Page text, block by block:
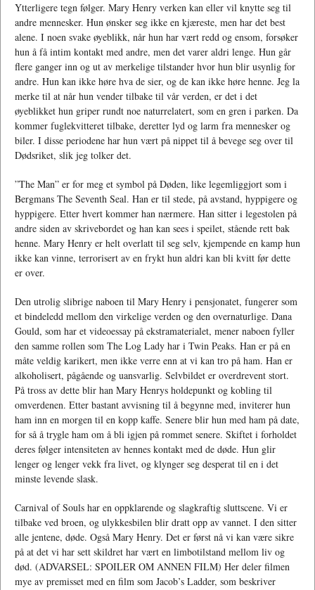
Ytterligere tegn følger. Mary Henry verken kan eller vil knytte seg til
andre mennesker. Hun ønsker seg ikke en kjæreste, men har det best
alene. I noen svake øyeblikk, når hun har vært redd og ensom, forsøker
hun å få intim kontakt med andre, men det varer aldri lenge. Hun går
flere ganger inn og ut av merkelige tilstander hvor hun blir usynlig for
andre. Hun kan ikke høre hva de sier, og de kan ikke høre henne. Jeg la
merke til at når hun vender tilbake til vår verden, er det i det
øyeblikket hun griper rundt noe naturrelatert, som en gren i parken. Da
kommer fuglekvitteret tilbake, deretter lyd og larm fra mennesker og
biler. I disse periodene har hun vært på nippet til å bevege seg over til
Dødsriket, slik jeg tolker det.
”The Man” er for meg et symbol på Døden, like legemliggjort som i
Bergmans The Seventh Seal. Han er til stede, på avstand, hyppigere og
hyppigere. Etter hvert kommer han nærmere. Han sitter i legestolen på
andre siden av skrivebordet og han kan sees i speilet, stående rett bak
henne. Mary Henry er helt overlatt til seg selv, kjempende en kamp hun
ikke kan vinne, terrorisert av en frykt hun aldri kan bli kvitt før dette
er over.
Den utrolig slibrige naboen til Mary Henry i pensjonatet, fungerer som
et bindeledd mellom den virkelige verden og den overnaturlige. Dana
Gould, som har et videoessay på ekstramaterialet, mener naboen fyller
den samme rollen som The Log Lady har i Twin Peaks. Han er på en
måte veldig karikert, men ikke verre enn at vi kan tro på ham. Han er
alkoholisert, pågående og uansvarlig. Selvbildet er overdrevent stort.
På tross av dette blir han Mary Henrys holdepunkt og kobling til
omverdenen. Etter bastant avvisning til å begynne med, inviterer hun
ham inn en morgen til en kopp kaffe. Senere blir hun med ham på date,
for så å trygle ham om å bli igjen på rommet senere. Skiftet i forholdet
deres følger intensiteten av hennes kontakt med de døde. Hun glir
lenger og lenger vekk fra livet, og klynger seg desperat til en i det
minste levende slask.
Carnival of Souls har en oppklarende og slagkraftig sluttscene. Vi er
tilbake ved broen, og ulykkesbilen blir dratt opp av vannet. I den sitter
alle jentene, døde. Også Mary Henry. Det er først nå vi kan være sikre
på at det vi har sett skildret har vært en limbotilstand mellom liv og
død. (ADVARSEL: SPOILER OM ANNEN FILM) Her deler filmen
mye av premisset med en film som Jacob’s Ladder, som beskriver